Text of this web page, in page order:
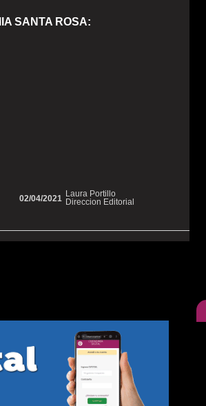
SANTA ROSA:
Laura Portillo
Direccion Editorial
02/04/2021